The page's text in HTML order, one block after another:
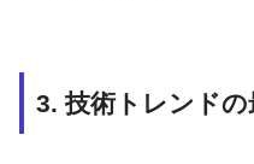
3. 技術トレンドの